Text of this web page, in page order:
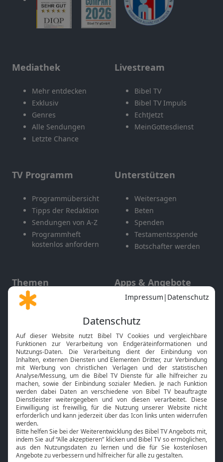
Mediathek
Mehr entdecken
Exklusiv
Genres
Alle Sendungen
Letzte Chance
Livestream
Bibel TV
Bibel TV Impuls
EchtJetzt
MeinGottesdienst
TV Programm
Programmübersicht
Tipps der Redaktion
Sendungen von A-Z
Programmheft
kostenlos anfordern
Unterstützen
Weitersagen
Beten
Spenden
Testamentsspende
Botschafter werden
Themen
Gott und Bibel erklärt
Neuigkeiten
Apps & Angebote
Mobile App
Smart TV
HbbTV
Bibelthek Online-Bibel
Nächster Gottesdienst
Bibel TV
Über uns
Jobs
Service
Kontakt
TV-Empfang